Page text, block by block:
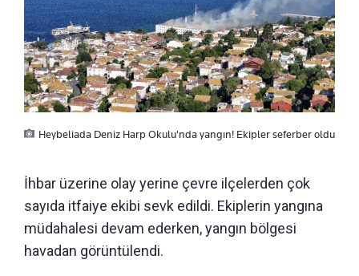
Heybeliada Deniz Harp Okulu'nda yangın! Ekipler seferber oldu
İhbar üzerine olay yerine çevre ilçelerden çok
sayıda itfaiye ekibi sevk edildi. Ekiplerin yangına
müdahalesi devam ederken, yangın bölgesi
havadan görüntülendi.